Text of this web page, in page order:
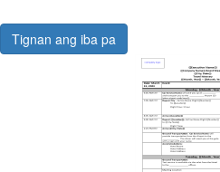
Tignan ang iba pa